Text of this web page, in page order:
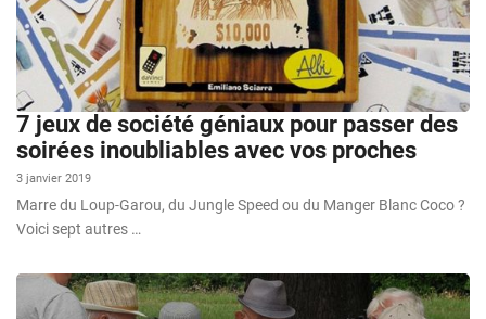
7 jeux de société géniaux pour passer des
soirées inoubliables avec vos proches
3 janvier 2019
Marre du Loup-Garou, du Jungle Speed ou du Manger Blanc Coco ?
Voici sept autres …